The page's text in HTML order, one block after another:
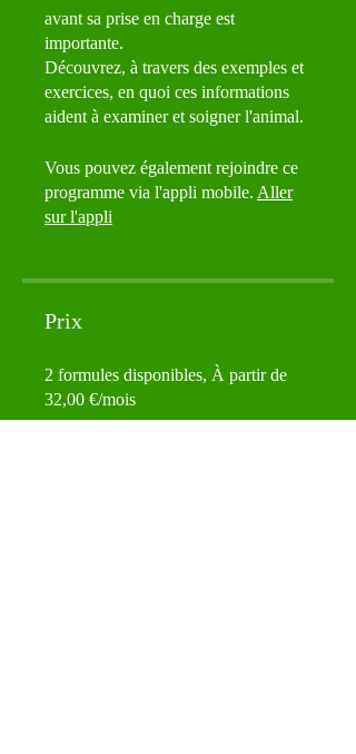
avant sa prise en charge est
importante.
Découvrez, à travers des exemples et
exercices, en quoi ces informations
aident à examiner et soigner l'animal.
Vous pouvez également rejoindre ce
programme via l'appli mobile. Aller
sur l'appli
Prix
2 formules disponibles, À partir de
32,00 €/mois